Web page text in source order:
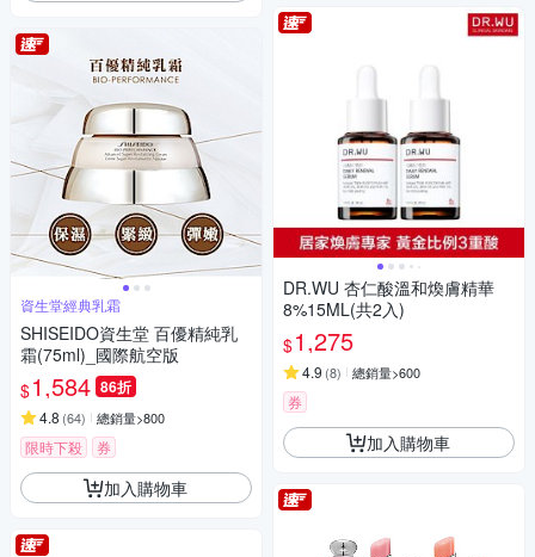
資生堂經典乳霜
SHISEIDO資生堂 百優精純乳
霜(75ml)_國際航空版
$1,584 86折
4.8 (64) 總銷量>800
限時下殺 券
加入購物車
DR.WU 杏仁酸溫和煥膚精華
8%15ML(共2入)
$1,275
4.9 (8) 總銷量>600
券
加入購物車